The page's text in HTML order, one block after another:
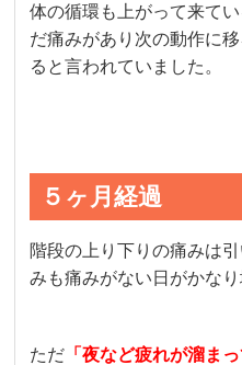
体の循環も上がって来て
だ痛みがあり次の動作に
ると言われていました。
５ヶ月経過
階段の上り下りの痛みは
みも痛みがない日がかな
ただ 「夜など疲れが溜ま